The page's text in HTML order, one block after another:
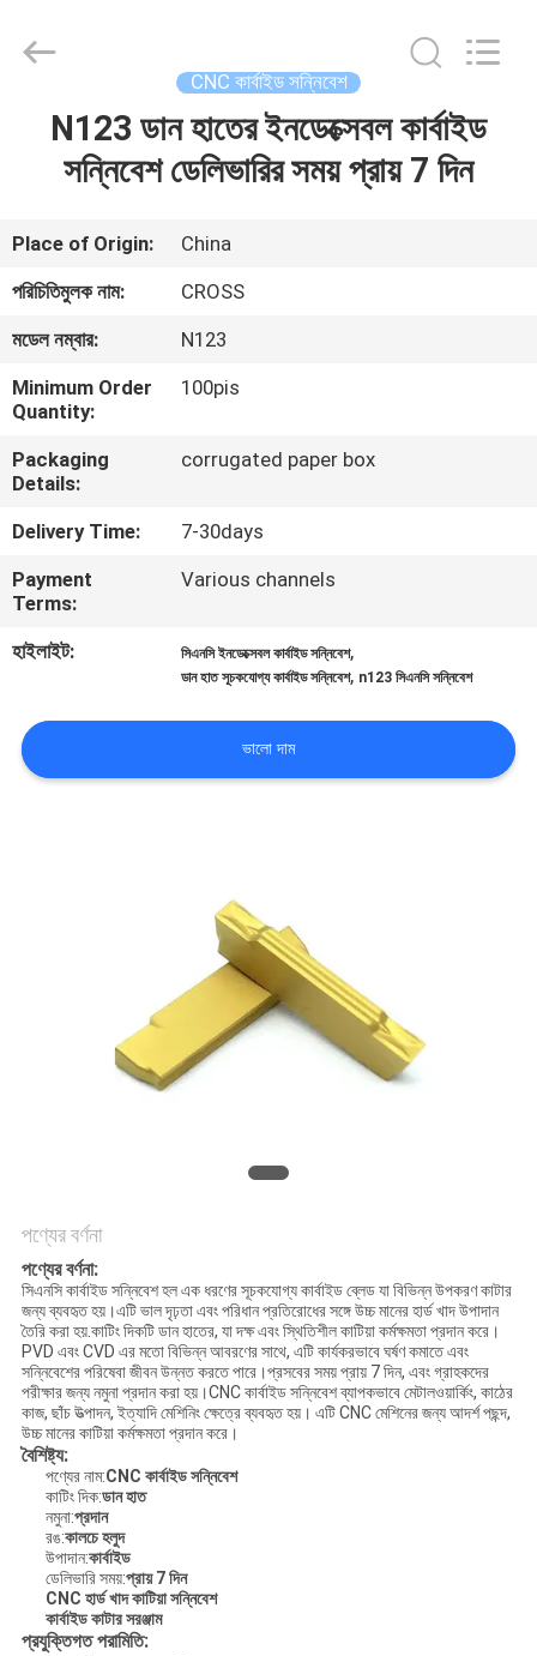
আমাদের
সম্পর্কে
কারখানা
ভ্রমণ
মান
নিয়ন্ত্রণ
আমাদের
যোগাযোগ
করুন
PRIVACY
Reserved.
CNC কার্বাইড সন্নিবেশ
N123 ডান হাতের ইনডেক্সেবল কার্বাইড
সন্নিবেশ ডেলিভারির সময় প্রায় 7 দিন
Place of Origin:
China
পরিচিতিমুলক নাম:
CROSS
মডেল নম্বার:
N123
Minimum Order
Quantity:
100pis
Packaging
Details:
corrugated paper box
Delivery Time:
7-30days
Payment
Terms:
Various channels
হাইলাইট: সিএনসি ইনডেক্সেবল কার্বাইড সন্নিবেশ,
ডান হাত সূচকযোগ্য কার্বাইড সন্নিবেশ, n123 সিএনসি সন্নিবেশ
ভালো দাম
পণ্যের বর্ণনা
পণ্যের বর্ণনা:
সিএনসি কার্বাইড সন্নিবেশ হল এক ধরণের সূচকযোগ্য কার্বাইড ব্লেড যা বিভিন্ন উপকরণ কাটার
জন্য ব্যবহৃত হয়।এটি ভাল দৃঢ়তা এবং পরিধান প্রতিরোধের সঙ্গে উচ্চ মানের হার্ড খাদ উপাদান
তৈরি করা হয়.কাটিং দিকটি ডান হাতের, যা দক্ষ এবং স্থিতিশীল কাটিয়া কর্মক্ষমতা প্রদান করে।
PVD এবং CVD এর মতো বিভিন্ন আবরণের সাথে, এটি কার্যকরভাবে ঘর্ষণ কমাতে এবং
সন্নিবেশের পরিষেবা জীবন উন্নত করতে পারে।প্রসবের সময় প্রায় 7 দিন, এবং গ্রাহকদের
পরীক্ষার জন্য নমুনা প্রদান করা হয়।CNC কার্বাইড সন্নিবেশ ব্যাপকভাবে মেটালওয়ার্কিং, কাঠের
কাজ, ছাঁচ উত্পাদন, ইত্যাদি মেশিনিং ক্ষেত্রে ব্যবহৃত হয়। এটি CNC মেশিনের জন্য আদর্শ পছন্দ,
উচ্চ মানের কাটিয়া কর্মক্ষমতা প্রদান করে।
বৈশিষ্ট্য:
পণ্যের নাম:CNC কার্বাইড সন্নিবেশ
কাটিং দিক:ডান হাত
নমুনা:প্রদান
রঙ:কালচে হলুদ
উপাদান:কার্বাইড
ডেলিভারি সময়:প্রায় 7 দিন
CNC হার্ড খাদ কাটিয়া সন্নিবেশ
কার্বাইড কাটার সরঞ্জাম
প্রযুক্তিগত পরামিতি: